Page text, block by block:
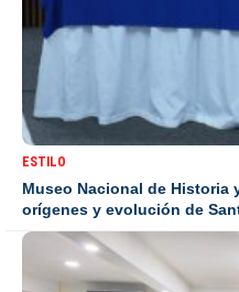
ESTILO
Museo Nacional de Historia
orígenes y evolución de